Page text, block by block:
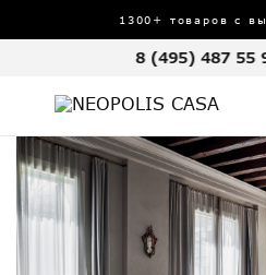
1300+ товаров с
8 (495) 487 55